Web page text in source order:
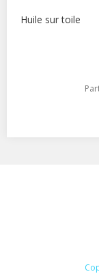
Huile sur toile